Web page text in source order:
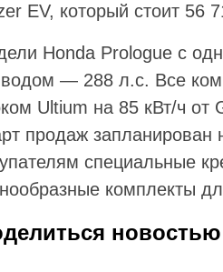
EV, который стоит 56
Honda Prologue с
— 288 л.с. Все
Ultium на 85 кВт/ч от
продаж запланирован
специальные
комплекты
новостью